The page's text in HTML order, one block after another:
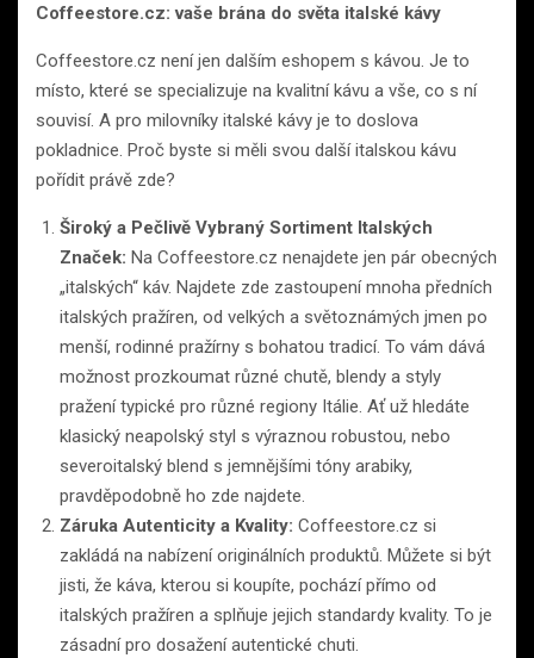
Coffeestore.cz: vaše brána do světa italské kávy
Coffeestore.cz není jen dalším eshopem s kávou. Je to
místo, které se specializuje na kvalitní kávu a vše, co s ní
souvisí. A pro milovníky italské kávy je to doslova
pokladnice. Proč byste si měli svou další italskou kávu
pořídit právě zde?
Široký a Pečlivě Vybraný Sortiment Italských
Značek: Na Coffeestore.cz nenajdete jen pár obecných
„italských“ káv. Najdete zde zastoupení mnoha předních
italských pražíren, od velkých a světoznámých jmen po
menší, rodinné pražírny s bohatou tradicí. To vám dává
možnost prozkoumat různé chutě, blendy a styly
pražení typické pro různé regiony Itálie. Ať už hledáte
klasický neapolský styl s výraznou robustou, nebo
severoitalský blend s jemnějšími tóny arabiky,
pravděpodobně ho zde najdete.
Záruka Autenticity a Kvality: Coffeestore.cz si
zakládá na nabízení originálních produktů. Můžete si být
jisti, že káva, kterou si koupíte, pochází přímo od
italských pražíren a splňuje jejich standardy kvality. To je
zásadní pro dosažení autentické chuti.